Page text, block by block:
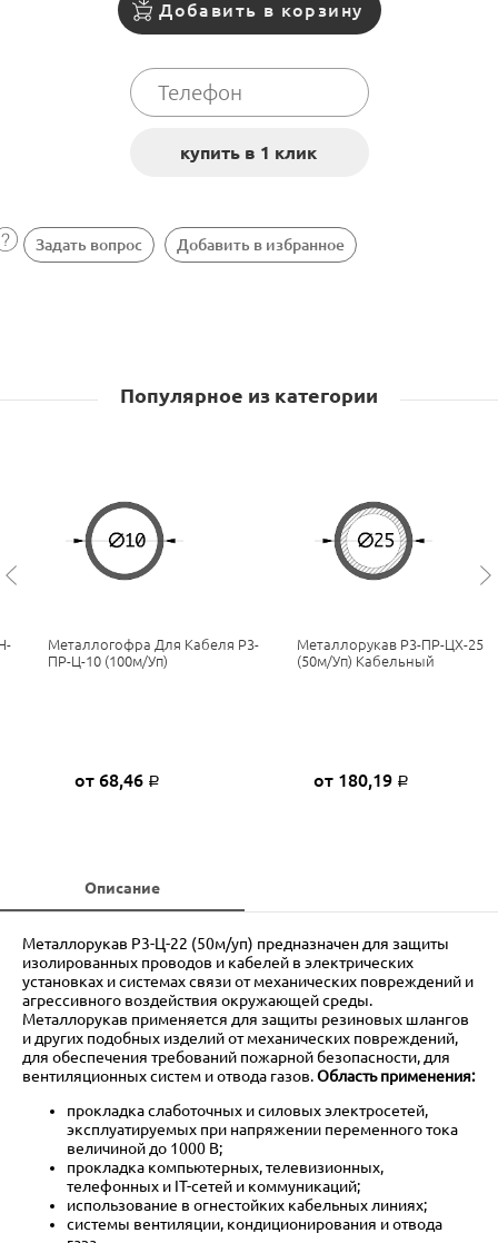
Добавить в корзину
Задать вопрос Добавить в избранное
Популярное из категории
Металлогофра Для Кабеля Р3-
ПР-Ц-10 (100м/уп)
от 68,46 Р
Металлорукав Р3-ПР-ЦХ-25
(50м/уп) Кабельный
от 180,19 Р
Описание
Металлорукав Р3-Ц-22 (50м/уп) предназначен для защиты
изолированных проводов и кабелей в электрических
установках и системах связи от механических повреждений и
агрессивного воздействия окружающей среды.
Металлорукав применяется для защиты резиновых шлангов
и других подобных изделий от механических повреждений,
для обеспечения требований пожарной безопасности, для
вентиляционных систем и отвода газов.Область применения:
прокладка слаботочных и силовых электросетей,
эксплуатируемых при напряжении переменного тока
величиной до 1000 В;
прокладка компьютерных, телевизионных,
телефонных и IT-сетей и коммуникаций;
использование в огнестойких кабельных линиях;
системы вентиляции, кондиционирования и отвода